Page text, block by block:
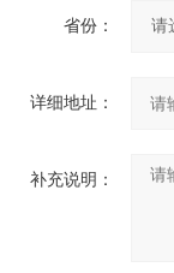
省份：
详细地址：
补充说明：